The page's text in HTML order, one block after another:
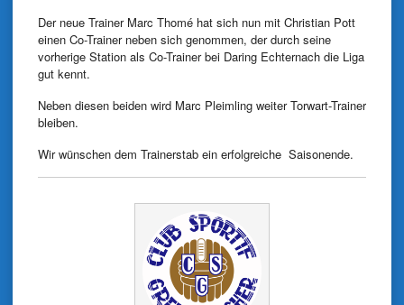
Der neue Trainer Marc Thomé hat sich nun mit Christian Pott
einen Co-Trainer neben sich genommen, der durch seine
vorherige Station als Co-Trainer bei Daring Echternach die Liga
gut kennt.
Neben diesen beiden wird Marc Pleimling weiter Torwart-Trainer
bleiben.
Wir wünschen dem Trainerstab ein erfolgreiche Saisonende.